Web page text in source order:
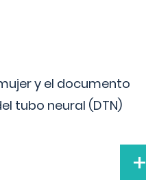
y el documento
tubo neural (DTN)
+